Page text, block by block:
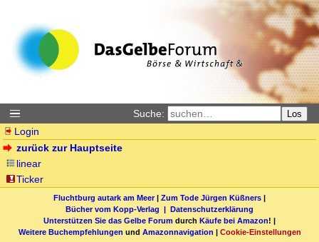
Suche: Los
Login
zurück zur Hauptseite
linear
Ticker
Fluchtburg autark am Meer| Zum Tode Jürgen Küßners |
Bücher vom Kopp-Verlag | Datenschutzerklärung
Unterstützen Sie das Gelbe Forum durch Käufe bei Amazon! |
Weitere Buchempfehlungen und Amazonnavigation | Cookie-Einstellungen